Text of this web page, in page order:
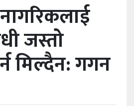
जस्तो
मिल्दैन: गगन